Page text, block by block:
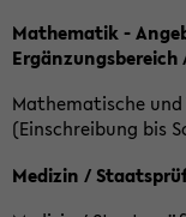
Mathematik -
Ergänzungsbereich
Mathematische und
(Einschreibung bis
Medizin /